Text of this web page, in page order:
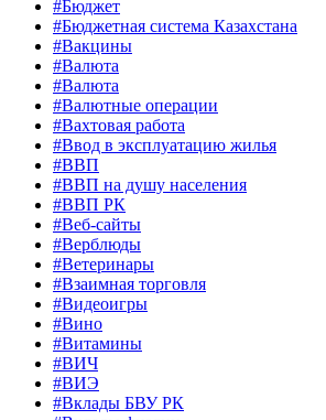
#Бюджет
#Бюджетная система Казахстана
#Вакцины
#Валюта
#Валюта
#Валютные операции
#Вахтовая работа
#Ввод в эксплуатацию жилья
#ВВП
#ВВП на душу населения
#ВВП РК
#Веб-сайты
#Верблюды
#Ветеринары
#Взаимная торговля
#Видеоигры
#Вино
#Витамины
#ВИЧ
#ВИЭ
#Вклады БВУ РК